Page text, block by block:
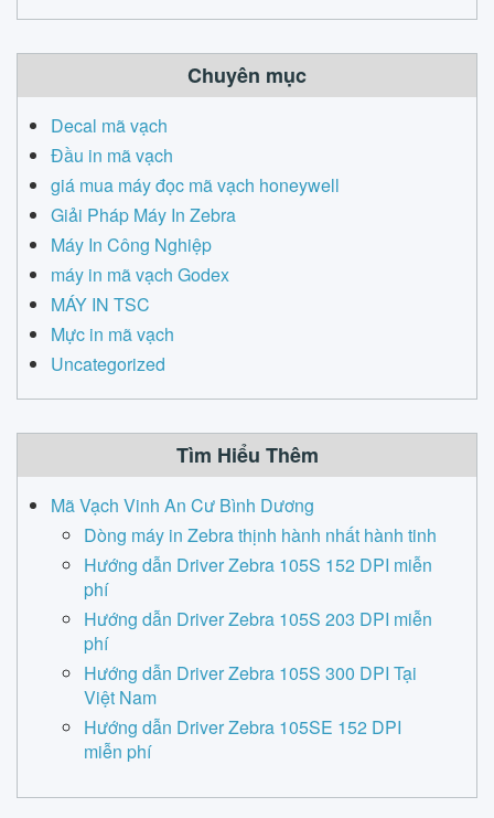
Chuyên mục
Decal mã vạch
Đầu in mã vạch
giá mua máy đọc mã vạch honeywell
Giải Pháp Máy In Zebra
Máy In Công Nghiệp
máy in mã vạch Godex
MÁY IN TSC
Mực in mã vạch
Uncategorized
Tìm Hiểu Thêm
Mã Vạch Vinh An Cư Bình Dương
Dòng máy in Zebra thịnh hành nhất hành tinh
Hướng dẫn Driver Zebra 105S 152 DPI miễn
phí
Hướng dẫn Driver Zebra 105S 203 DPI miễn
phí
Hướng dẫn Driver Zebra 105S 300 DPI Tại
Việt Nam
Hướng dẫn Driver Zebra 105SE 152 DPI
miễn phí